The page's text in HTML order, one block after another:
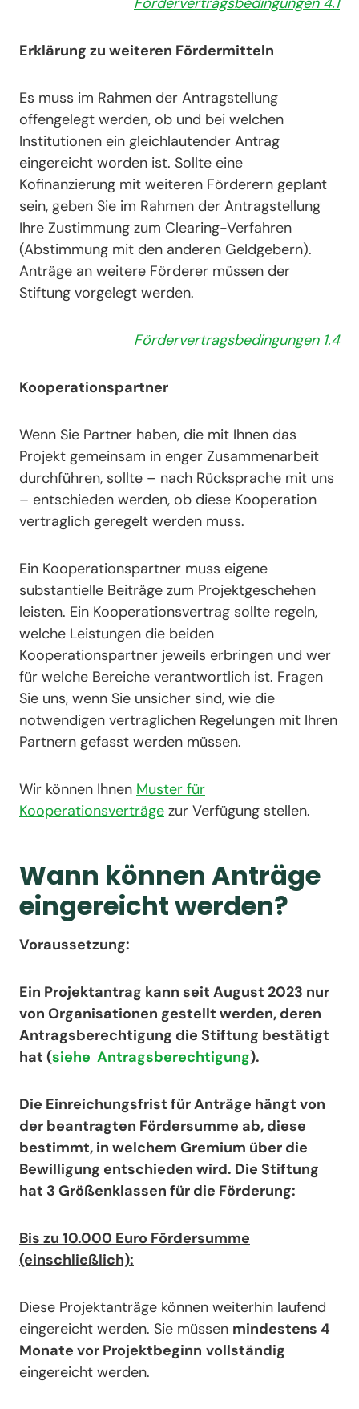
Erklärung zu weiteren Fördermitteln
Es muss im Rahmen der Antragstellung
offengelegt werden, ob und bei welchen
Institutionen ein gleichlautender Antrag
eingereicht worden ist. Sollte eine
Kofinanzierung mit weiteren Förderern geplant
sein, geben Sie im Rahmen der Antragstellung
Ihre Zustimmung zum Clearing-Verfahren
(Abstimmung mit den anderen Geldgebern).
Anträge an weitere Förderer müssen der
Stiftung vorgelegt werden.
Fördervertragsbedingungen 1.4
Kooperationspartner
Wenn Sie Partner haben, die mit Ihnen das
Projekt gemeinsam in enger Zusammenarbeit
durchführen, sollte – nach Rücksprache mit uns
– entschieden werden, ob diese Kooperation
vertraglich geregelt werden muss.
Ein Kooperationspartner muss eigene
substantielle Beiträge zum Projektgeschehen
leisten. Ein Kooperationsvertrag sollte regeln,
welche Leistungen die beiden
Kooperationspartner jeweils erbringen und wer
für welche Bereiche verantwortlich ist. Fragen
Sie uns, wenn Sie unsicher sind, wie die
notwendigen vertraglichen Regelungen mit Ihren
Partnern gefasst werden müssen.
Wir können Ihnen Muster für
Kooperationsverträge zur Verfügung stellen.
Wann können Anträge
eingereicht werden?
Voraussetzung:
Ein Projektantrag kann seit August 2023 nur
von Organisationen gestellt werden, deren
Antragsberechtigung die Stiftung bestätigt
hat (siehe Antragsberechtigung).
Die Einreichungsfrist für Anträge hängt von
der beantragten Fördersumme ab, diese
bestimmt, in welchem Gremium über die
Bewilligung entschieden wird. Die Stiftung
hat 3 Größenklassen für die Förderung:
Bis zu 10.000 Euro Fördersumme
(einschließlich):
Diese Projektanträge können weiterhin laufend
eingereicht werden. Sie müssen mindestens 4
Monate vor Projektbeginn vollständig
eingereicht werden.